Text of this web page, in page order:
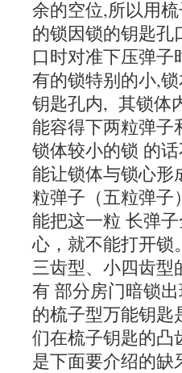
余的空位,所以用
的锁因锁的钥匙
口时对准下压弹
有的锁特别的小,
钥匙孔内, 其锁体
能容得下两粒弹子
锁体较小的锁 的
能让锁体与锁心形
粒弹子（五粒弹子
能把这一粒 长弹
心，就不能打开锁
三齿型、小四齿型
有 部分房门暗锁
的梳子型万能钥
们在梳子钥匙的凸
是下面要介绍的缺